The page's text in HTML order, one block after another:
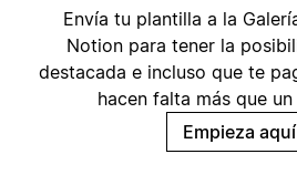
Envía tu plantilla a la
Notion para tener la
destacada e incluso que te
hacen falta más que
Empieza aquí